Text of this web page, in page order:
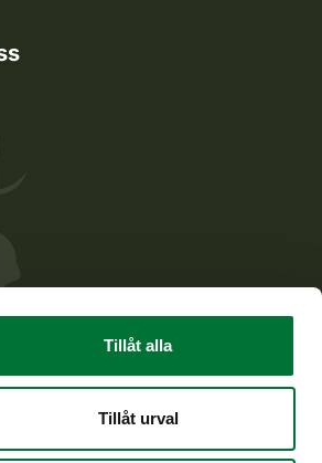
Tillåt alla
Tillåt urval